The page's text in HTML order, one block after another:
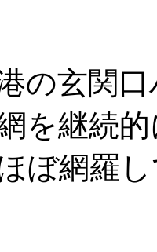
の玄関
を継続
ぼ網羅